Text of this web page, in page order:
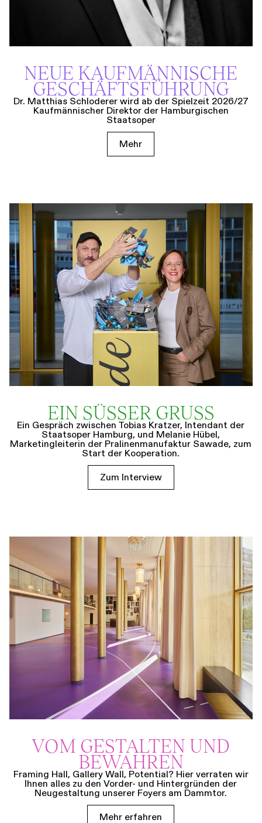
NEUE KAUF­MÄNNISCHE
GESCHÄFTS­FÜHRUNG
Dr. Matthias Schloderer wird ab der Spielzeit 2026/27
Kaufmännischer Direktor der Hamburgischen
Staatsoper
Mehr
EIN SÜSSER GRUSS
Ein Gespräch zwischen Tobias Kratzer, Intendant der
Staatsoper Hamburg, und Melanie Hübel,
Marketingleiterin der Pralinenmanufaktur Sawade, zum
Start der Kooperation.
Zum Interview
VOM GESTALTEN UND
BEWAHREN
Framing Hall, Gallery Wall, Potential? Hier verraten wir
Ihnen alles zu den Vorder- und Hintergründen der
Neugestaltung unserer Foyers am Dammtor.
Mehr erfahren